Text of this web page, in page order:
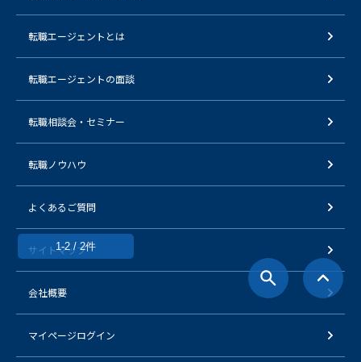
1-2 / 2件
転職エージェントとは
転職エージェントの面談
転職相談会・セミナー
転職ノウハウ
よくあるご質問
サイトマップ
会社概要
マイページログイン